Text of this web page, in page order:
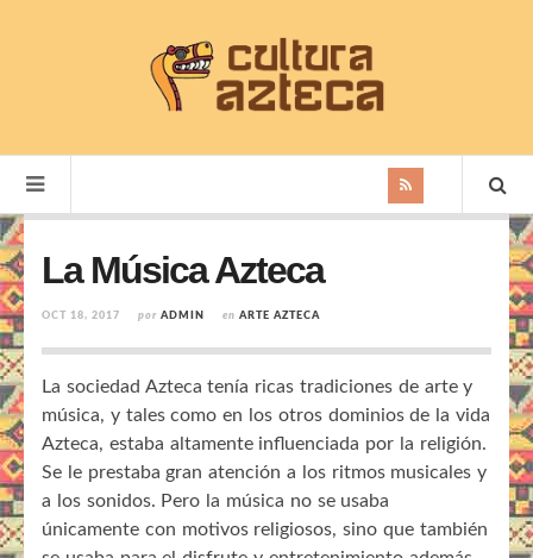
La Música Azteca
OCT 18, 2017 por ADMIN en ARTE AZTECA
La sociedad Azteca tenía ricas tradiciones de arte y
música, y tales como en los otros dominios de la vida
Azteca, estaba altamente influenciada por la religión.
Se le prestaba gran atención a los ritmos musicales y
a los sonidos. Pero la música no se usaba
únicamente con motivos religiosos, sino que también